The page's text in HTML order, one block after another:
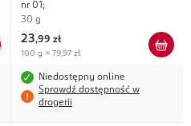
nr 01;
30 g
23,99 zł
100 g = 79,97 zł
Niedostępny online
Sprawdź dostępność w
drogerii